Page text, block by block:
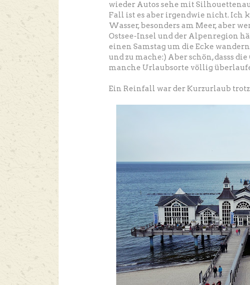
wieder Autos sehe mit
Fall ist es aber irgendwie nicht. Ich
Wasser, besonders am Meer, aber
Ostsee-Insel und der Alpenregion
einen Samstag um die Ecke
und zu mache:) Aber schön, dasss
manche Urlaubsorte völlig
Ein Reinfall war der Kurzurlaub